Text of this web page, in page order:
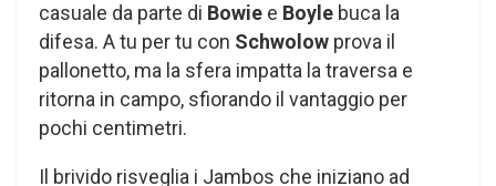
casuale da parte di Bowie e Boyle buca la
difesa. A tu per tu con Schwolow prova il
pallonetto, ma la sfera impatta la traversa e
ritorna in campo, sfiorando il vantaggio per
pochi centimetri.
Il brivido risveglia i Jambos che iniziano ad